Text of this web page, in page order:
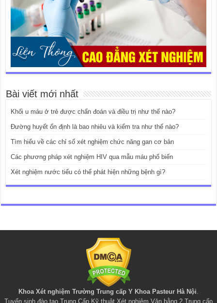
Bài viết mới nhất
Khối u máu ở trẻ được chẩn đoán và điều trị như thế nào?
Đường huyết ổn định là bao nhiêu và kiểm tra như thế nào?
Tìm hiểu về các chỉ số xét nghiệm chức năng gan cơ bản
Các phương pháp xét nghiệm HIV qua mẫu máu phổ biến
Xét nghiệm nước tiểu có thể phát hiện những bệnh gì?
Khoa Xét nghiệm Trường Trung cấp Y Khoa Pasteur Hà Nội
Tuyển sinh đào tạo Trung Cấp Kỹ thuật Xét nghiệm Văn bằng 2 Trung cấp